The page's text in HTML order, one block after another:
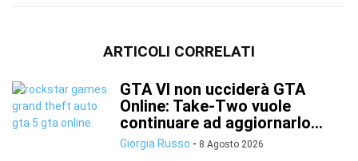
ARTICOLI CORRELATI
GTA VI non ucciderà GTA
Online: Take-Two vuole
continuare ad aggiornarlo...
Giorgia Russo - 8 Agosto 2026